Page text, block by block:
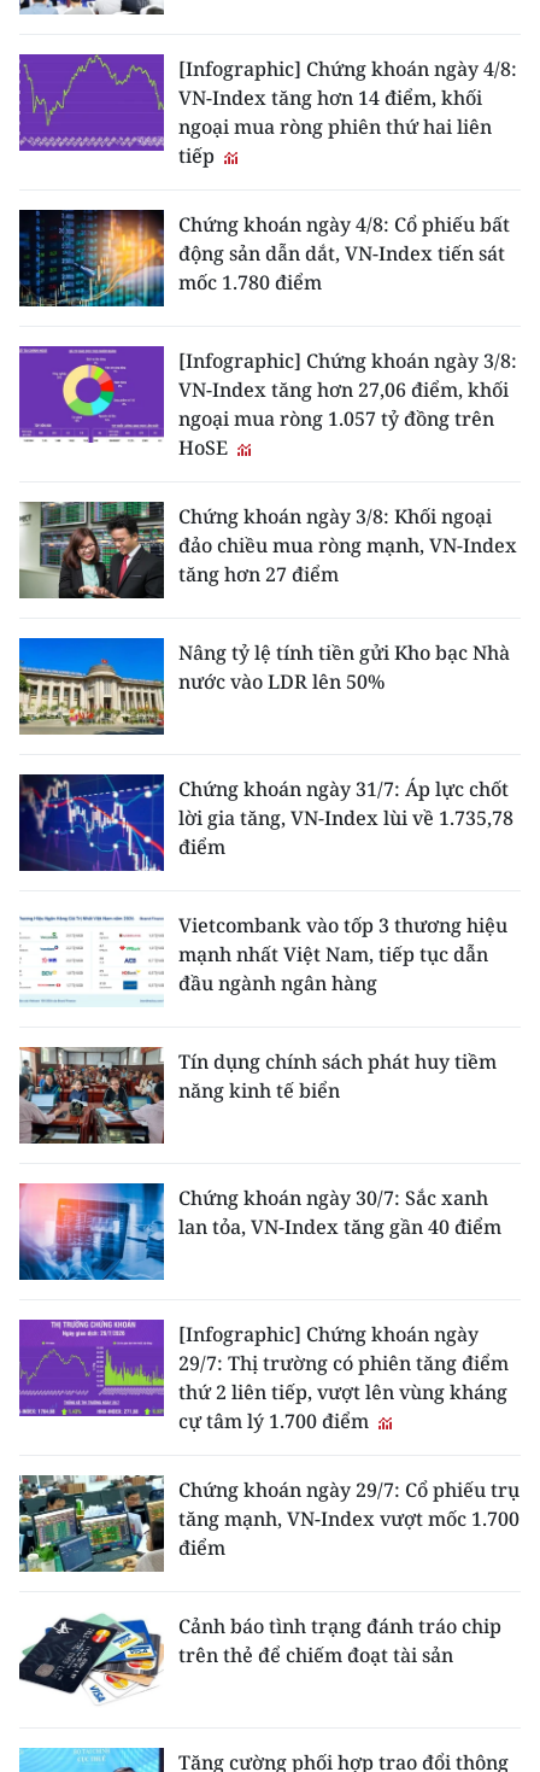
[Infographic] Chứng khoán ngày 4/8:
VN-Index tăng hơn 14 điểm, khối
ngoại mua ròng phiên thứ hai liên
tiếp
Chứng khoán ngày 4/8: Cổ phiếu bất
động sản dẫn dắt, VN-Index tiến sát
mốc 1.780 điểm
[Infographic] Chứng khoán ngày 3/8:
VN-Index tăng hơn 27,06 điểm, khối
ngoại mua ròng 1.057 tỷ đồng trên
HoSE
Chứng khoán ngày 3/8: Khối ngoại
đảo chiều mua ròng mạnh, VN-Index
tăng hơn 27 điểm
Nâng tỷ lệ tính tiền gửi Kho bạc Nhà
nước vào LDR lên 50%
Chứng khoán ngày 31/7: Áp lực chốt
lời gia tăng, VN-Index lùi về 1.735,78
điểm
Vietcombank vào tốp 3 thương hiệu
mạnh nhất Việt Nam, tiếp tục dẫn
đầu ngành ngân hàng
Tín dụng chính sách phát huy tiềm
năng kinh tế biển
Chứng khoán ngày 30/7: Sắc xanh
lan tỏa, VN-Index tăng gần 40 điểm
[Infographic] Chứng khoán ngày
29/7: Thị trường có phiên tăng điểm
thứ 2 liên tiếp, vượt lên vùng kháng
cự tâm lý 1.700 điểm
Chứng khoán ngày 29/7: Cổ phiếu trụ
tăng mạnh, VN-Index vượt mốc 1.700
điểm
Cảnh báo tình trạng đánh tráo chip
trên thẻ để chiếm đoạt tài sản
Tăng cường phối hợp trao đổi thông